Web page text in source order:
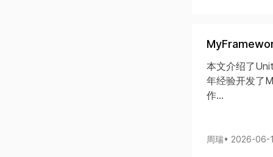
本文介绍了
年经验开发了
作...
周瑞• 2026-06-